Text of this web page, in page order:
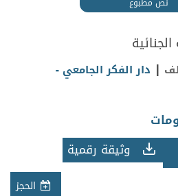
| دار الفكر الجامعي -
وثيقة رقمية
الحجز